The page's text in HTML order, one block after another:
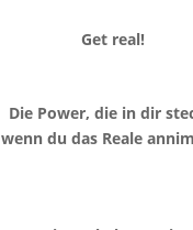
Get real!
Die Power, die in dir
wenn du das Reale